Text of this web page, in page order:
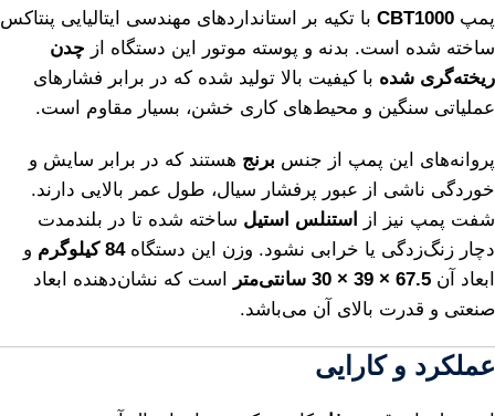
پمپ CBT1000 با تکیه بر استانداردهای مهندسی ایتالیایی پنتاکس
ساخته شده است. بدنه و پوسته موتور این دستگاه از چدن
ریخته‌گری شده با کیفیت بالا تولید شده که در برابر فشارهای
عملیاتی سنگین و محیط‌های کاری خشن، بسیار مقاوم است.
پروانه‌های این پمپ از جنس برنج هستند که در برابر سایش و
خوردگی ناشی از عبور پرفشار سیال، طول عمر بالایی دارند.
شفت پمپ نیز از
استنلس استیل ساخته شده تا در بلندمدت
دچار زنگ‌زدگی یا خرابی نشود. وزن این دستگاه84 کیلوگرم
و
ابعاد آن 67.5 × 39 × 30 سانتی‌متر
است که نشان‌دهنده ابعاد
صنعتی و قدرت بالای آن می‌باشد.
عملکرد و کارایی